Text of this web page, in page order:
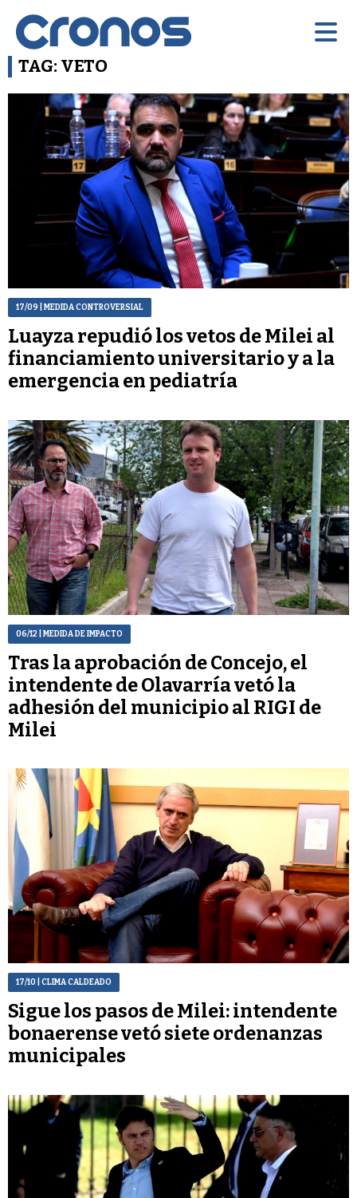
TAG: VETO
17/09 | MEDIDA CONTROVERSIAL
Luayza repudió los vetos de Milei al
financiamiento universitario y a la
emergencia en pediatría
06/12 | MEDIDA DE IMPACTO
Tras la aprobación de Concejo, el
intendente de Olavarría vetó la
adhesión del municipio al RIGI de
Milei
17/10 | CLIMA CALDEADO
Sigue los pasos de Milei: intendente
bonaerense vetó siete ordenanzas
municipales